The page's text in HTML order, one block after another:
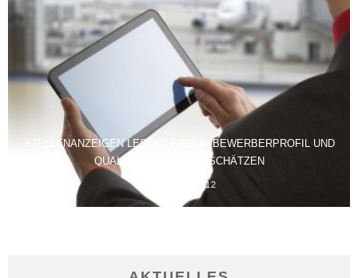
STELLENANZEIGEN LESEN LERNEN: BEWERBERPROFIL UND
QUALIFIKATIONEN EINSCHÄTZEN
19. März 2012